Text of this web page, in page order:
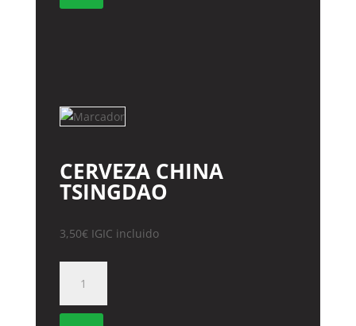
CERVEZA CHINA
TSINGDAO
3,50€ IGIC incluido
CHINA
TSINGDAO